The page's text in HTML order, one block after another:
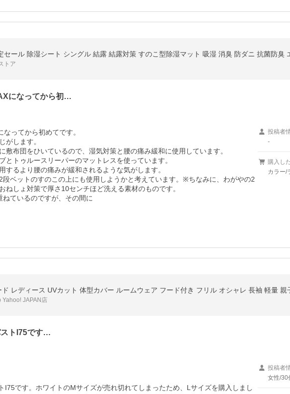
セール 除湿シート シングル 結露 結露対策 すのこ型除湿マット 吸湿 消臭 防ダニ 抗菌防臭
トア
になってから初…
ってから初めてです。
がします。
敷布団をひいているので、湿気対策と腰の痛み緩和に使用しています。
とトゥルースリーパーのマットレスを使っています。
するより腰の痛みが緩和されるような気がします。
段ベットのすのこの上にも使用しようかと考えています。※ちなみに、わがやの2
ねしょ対策で厚さ10センチほど洗える素材のものです。
ているのですが、その間に
投稿者
-
購入し
カラー/
Yahoo! JAPAN店
トI75です…
I75です。ホワイトのMサイズが売れ切れてしまったため、Lサイズを購入しまし
投稿者
女性/30